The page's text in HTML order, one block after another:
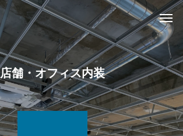
店舗・オフィス内装